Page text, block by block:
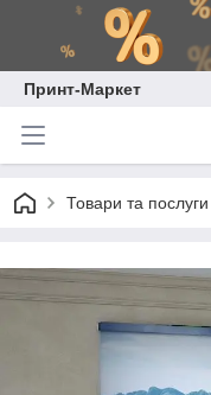
Принт-Маркет
Товари та послуги